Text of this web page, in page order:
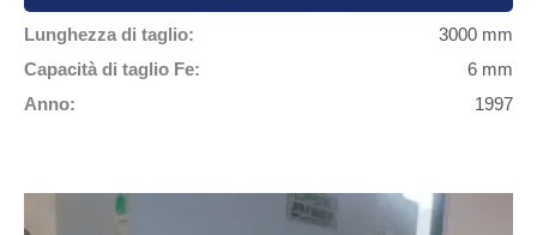
Lunghezza di taglio:
3000 mm
Capacità di taglio Fe:
6 mm
Anno:
1997